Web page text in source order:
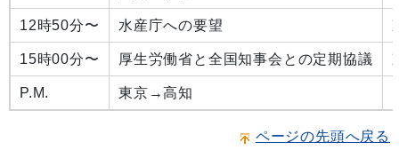
12時50分〜 水産庁への要望
15時00分〜 厚生労働省と全国知事会との定期協議
P.M. 東京→高知
ページの先頭へ戻る